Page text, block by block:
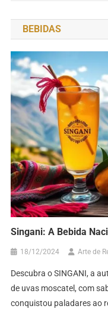
BEBIDAS
Singani: A Bebida
18/12/2024 Arte de
Descubra o SINGANI, a
de uvas moscatel, com
conquistou paladares ao